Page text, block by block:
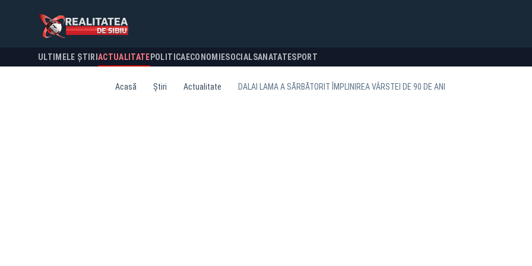
ULTIMELE ȘTIRI ACTUALITATE POLITICA ECONOMIESOCIALSANATATESPORT
Acasă Știri Actualitate DALAI LAMA A SĂRBĂTORIT ÎMPLINIREA VÂRSTEI DE 90 DE ANI